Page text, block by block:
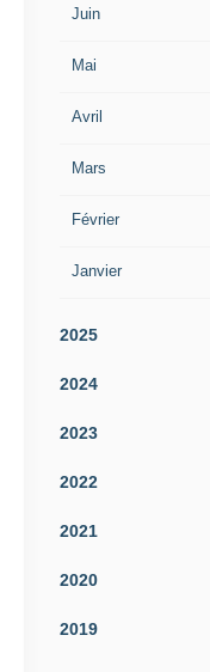
Juin
Mai
Avril
Mars
Février
Janvier
2025
2024
2023
2022
2021
2020
2019